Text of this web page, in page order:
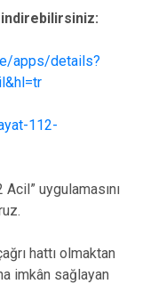
indirebilirsiniz:
apps/details?
112-
uygulamasını
hattı olmaktan
imkân sağlayan